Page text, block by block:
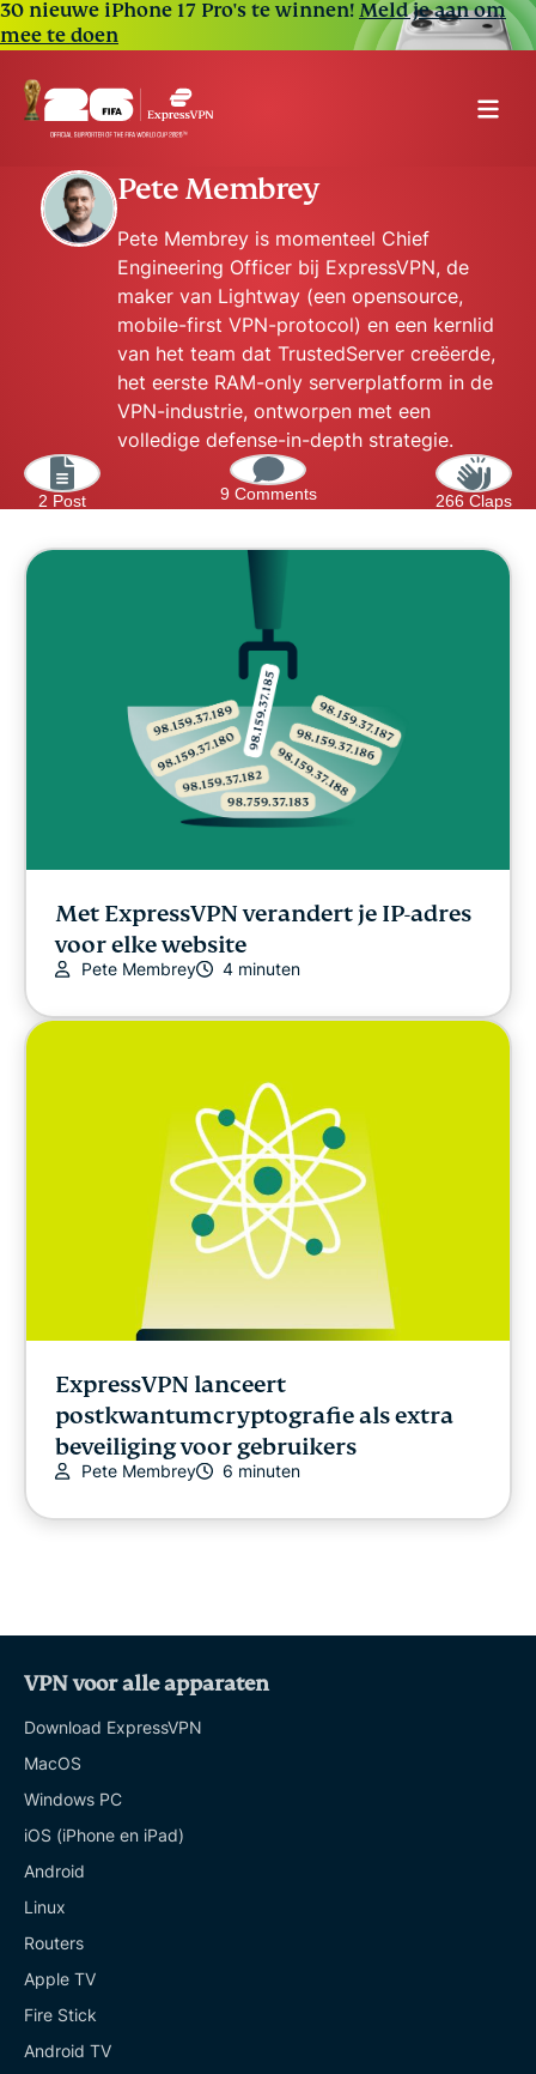
30 nieuwe iPhone 17 Pro's te winnen!Meld je aan om
mee te doen
Pete Membrey
Pete Membrey is momenteel Chief
Engineering Officer bij ExpressVPN, de
maker van Lightway (een opensource,
mobile-first VPN-protocol) en een kernlid
van het team dat TrustedServer creëerde,
het eerste RAM-only serverplatform in de
VPN-industrie, ontworpen met een
volledige defense-in-depth strategie.
2 Post 9 Comments 266 Claps
Met ExpressVPN verandert je IP-adres
voor elke website
Pete Membrey 4 minuten
ExpressVPN lanceert
postkwantumcryptografie als extra
beveiliging voor gebruikers
Pete Membrey 6 minuten
VPN voor alle apparaten
Download ExpressVPN
MacOS
Windows PC
iOS (iPhone en iPad)
Android
Linux
Routers
Apple TV
Fire Stick
Android TV